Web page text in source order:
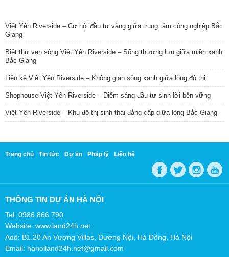
Việt Yên Riverside – Cơ hội đầu tư vàng giữa trung tâm công nghiệp Bắc
Giang
Biệt thự ven sông Việt Yên Riverside – Sống thượng lưu giữa miền xanh
Bắc Giang
Liền kề Việt Yên Riverside – Không gian sống xanh giữa lòng đô thị
Shophouse Việt Yên Riverside – Điểm sáng đầu tư sinh lời bền vững
Việt Yên Riverside – Khu đô thị sinh thái đẳng cấp giữa lòng Bắc Giang
Trang chủ Tin tức Dự án Pháp lý Liên hệ
THÔNG TIN DỰ ÁN HÀ NỘI
Tel: 0986 866 790
Website: www.land24h.net
Add: B1.20 An Vượng Villas, Dương Nội, Hà Đông, Hà Nội
Email: hanoiland24h.net@gmail.com